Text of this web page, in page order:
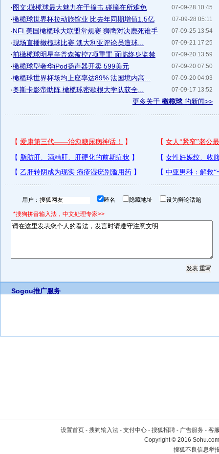
07-09-28 10:45
·图文:橄榄球最大魅力在于撞击 碰撞在所难免
07-09-28 05:11
·橄榄球世界杯拉动旅馆业 比去年同期增值1.5亿
07-09-25 13:54
·NFL美国橄榄球大联盟常规赛 狮鹰对决鹿死谁手
07-09-21 17:25
·现场直播橄榄球比赛 澳大利亚评论员遭球...
07-09-20 13:59
·前橄榄球明星辛普森被控7项重罪 面临终身监禁
07-09-20 07:50
·橄榄球型奢华iPod扬声器开卖 599美元
07-09-20 04:03
·橄榄球世界杯场均上座率达89% 法国境内高...
07-09-17 13:52
·奥斯卡影帝助阵 橄榄球密歇根大学队获全...
更多关于 橄榄球 的新闻>>
用户： 匿名 隐藏地址 设为辩论话题
*搜狗拼音输入法，中文处理专家>>
Sogou推广服务
设置首页 - 搜狗输入法 - 支付中心 - 搜狐招聘 - 广告服务 - 客
Copyright©2016
搜狐不良信息举